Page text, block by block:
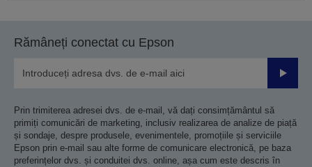
Rămâneți conectat cu Epson
Prin trimiterea adresei dvs. de e-mail, vă dați consimțământul să
primiți comunicări de marketing, inclusiv realizarea de analize de piață
și sondaje, despre produsele, evenimentele, promoțiile și serviciile
Epson prin e-mail sau alte forme de comunicare electronică, pe baza
preferințelor dvs. și conduitei dvs. online, așa cum este descris în